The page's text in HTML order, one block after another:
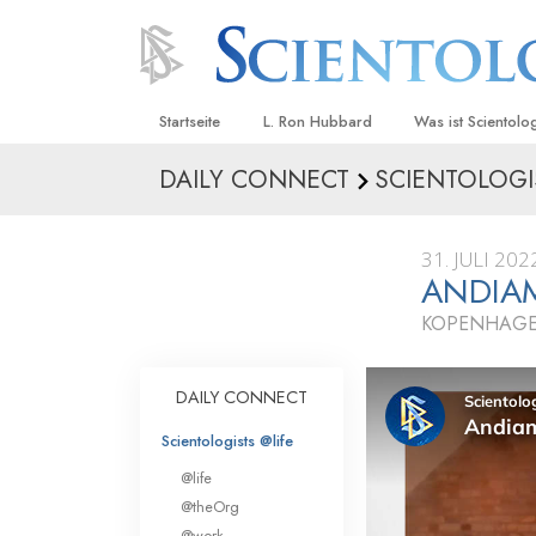
Startseite L. Ron Hubbard Was ist
Anschauungen
Was
sagen
Innerhalb einer
Die
Eine Einführung
DAILY CONNECT
31. JULI
DAILY CONNECT
Scientologists @life
@life
@theOrg